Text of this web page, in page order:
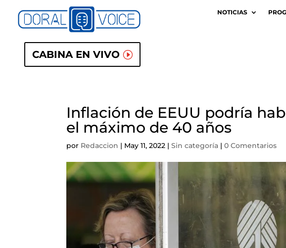
NOTICIAS
CABINA EN VIVO
Inflación de EEUU podría
el máximo de 40 años
por Redaccion | May 11, 2022 |Sin categoría |0 Comentarios